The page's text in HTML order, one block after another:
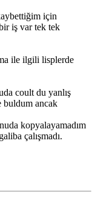
için
iş var tek tek
ile ilgili lisplerde
coult du yanlış
buldum ancak
kopyalayamadım
çalışmadı.